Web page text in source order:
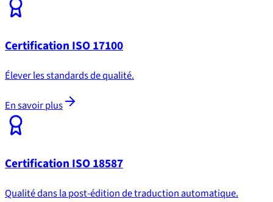
Certification ISO 17100
Élever les standards de qualité.
En savoir plus
Certification ISO 18587
Qualité dans la post-édition de traduction automatique.